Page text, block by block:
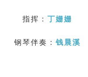
指挥： 丁姗姗
钢琴伴奏： 钱晨溪